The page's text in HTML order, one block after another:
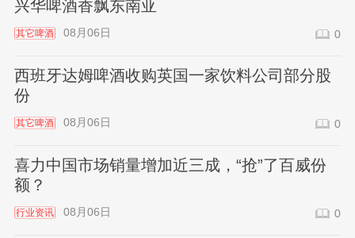
兴华啤酒香飘东南亚
其它啤酒 08月06日 0
西班牙达姆啤酒收购英国一家饮料公司部分股
份
其它啤酒 08月06日 0
喜力中国市场销量增加近三成，“抢”了百威份
额？
行业资讯 08月06日 0